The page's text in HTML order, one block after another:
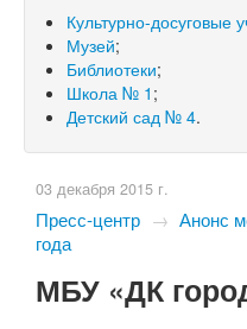
Культурно-досуговые
Музей;
Библиотеки;
Школа № 1 ;
Детский сад № 4.
03 декабря 2015 г.
Пресс-центр → Анонс
года
МБУ «ДК